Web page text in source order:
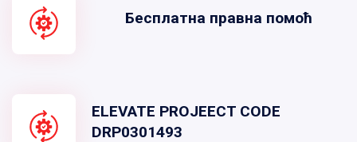
Бесплатна правна помоћ
ELEVATE PROJEECT CODE
DRP0301493